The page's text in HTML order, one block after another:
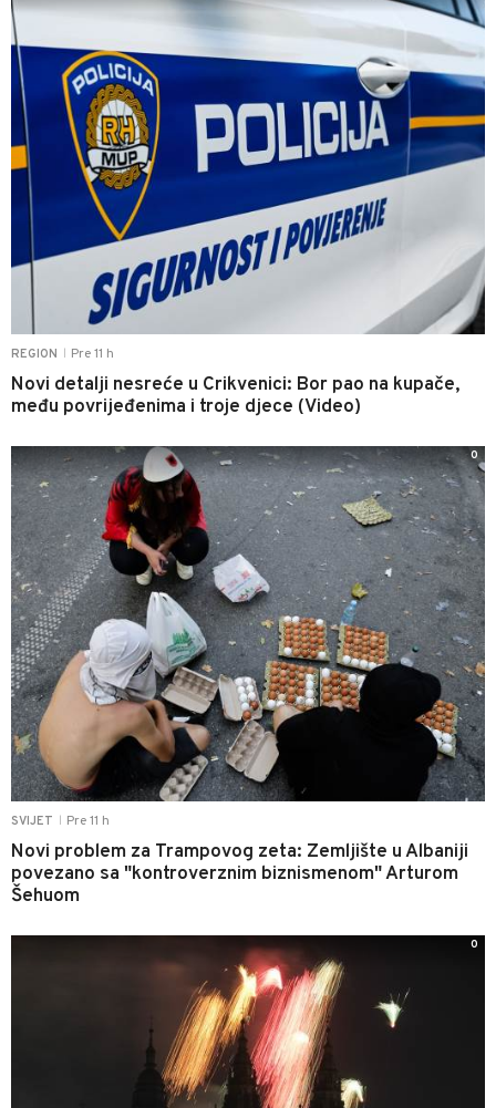
REGION Pre 11 h
Novi detalji nesreće u Crikvenici: Bor pao na kupače,
među povrijeđenima i troje djece (Video)
SVIJET Pre 11 h
Novi problem za Trampovog zeta: Zemljište u Albaniji
povezano sa "kontroverznim biznismenom" Arturom
Šehuom
0
0